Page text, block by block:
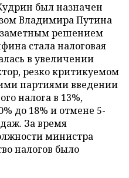
был назначен
Владимира Путина
заметным решением
стала налоговая
в увеличении
резко критикуемом
партиями введении
налога в 13%,
до 18% и отмене 5-
За время
министра
налогов было